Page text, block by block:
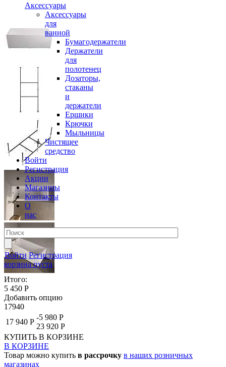
Аксессуары
Аксессуары
для
ванной
Бумагодержатели
Держатели
для
полотенец
Дозаторы,
стаканы
и
держатели
Ершики
Крючки
Мыльницы
Чистящее
средство
Войти
Регистрация
Акции
Магазины
Контакты
О
нас
Войти Регистрация
корзина пуста
Итого:
5 450 Р
Добавить опцию
17940
17 940 Р
-5 980 Р
23 920 Р
КУПИТЬ В КОРЗИНЕ
В КОРЗИНЕ
Товар можно купить в рассрочку в наших розничных
магазинах